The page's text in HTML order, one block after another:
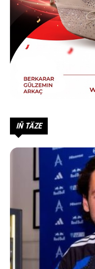
IŇ TÄZE